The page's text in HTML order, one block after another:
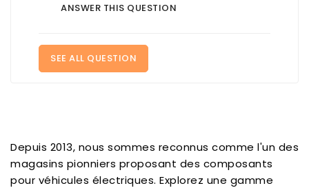
ANSWER THIS QUESTION
SEE ALL QUESTION
Depuis 2013, nous sommes reconnus comme l'un des
magasins pionniers proposant des composants
pour véhicules électriques. Explorez une gamme